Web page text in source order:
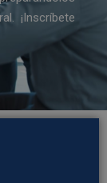
¡Inscríbete